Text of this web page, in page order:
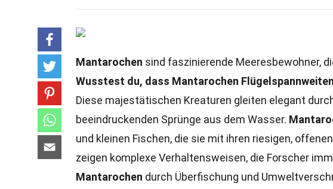
Mantarochen sind faszinierende Meeresbewohner,
Wusstest du, dass Mantarochen
Diese majestätischen Kreaturen gleiten elegant
beeindruckenden Sprünge aus dem Wasser.
und kleinen Fischen, die sie mit ihren riesigen,
zeigen komplexe Verhaltensweisen, die Forscher
Mantarochen durch Überfischung und